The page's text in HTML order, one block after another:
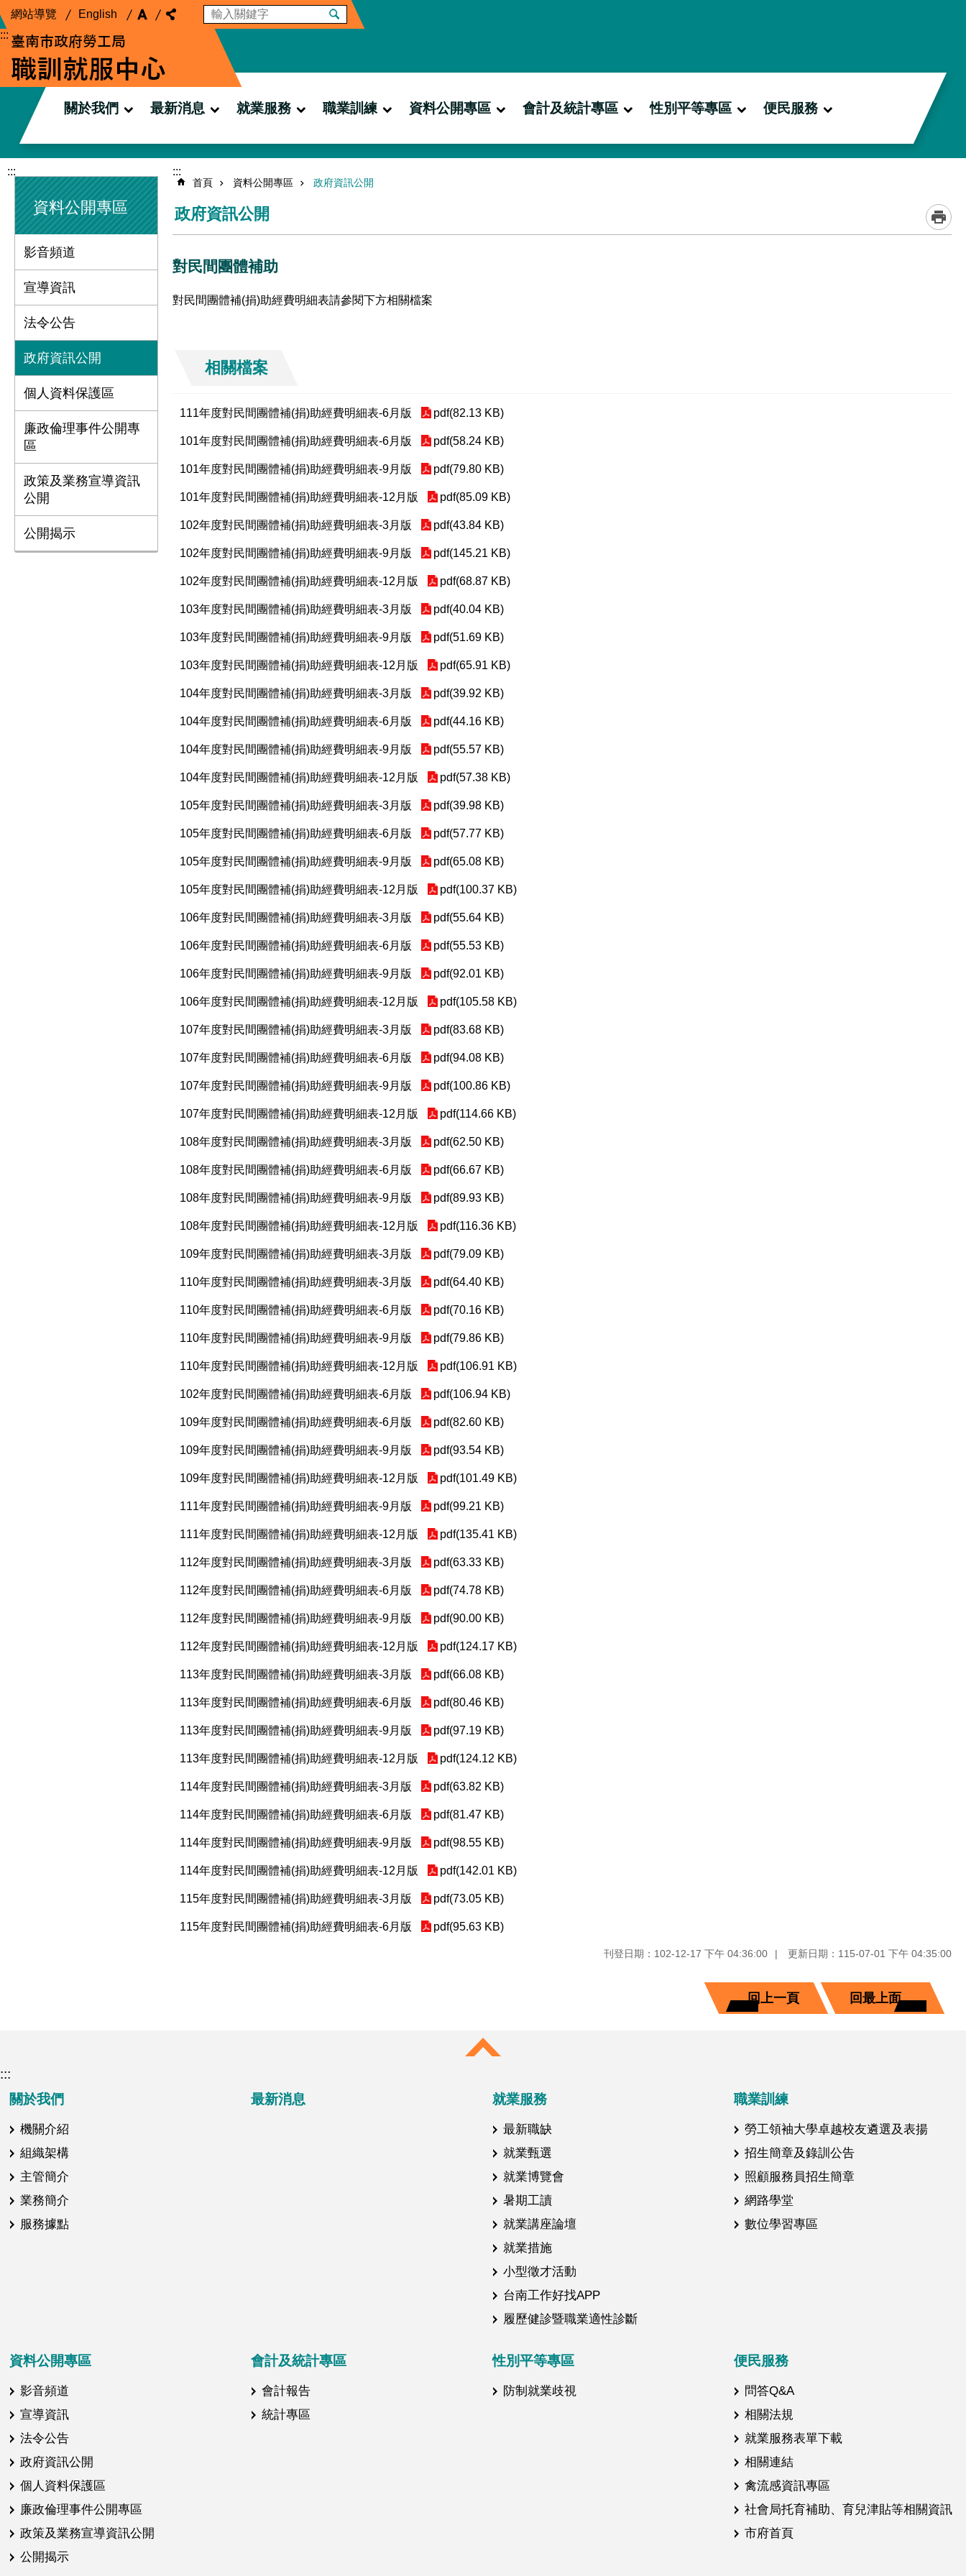
跳到主要內容區塊
網站導覽 English
搜尋
:::
關於我們 最新消息 就業服務 職業訓練 資料公開專區 會計及統計專區 性別平等專區 便民服務
:::
資料公開專區
影音頻道
宣導資訊
法令公告
政府資訊公開
個人資料保護區
廉政倫理事件公開專
區
政策及業務宣導資訊
公開
公開揭示
:::
首頁 資料公開專區 政府資訊公開
政府資訊公開 _
對民間團體補助
對民間團體補(捐)助經費明細表請參閱下方相關檔案
相關檔案
111年度對民間團體補(捐)助經費明細表-6月版 pdf(82.13 KB)
101年度對民間團體補(捐)助經費明細表-6月版 pdf(58.24 KB)
101年度對民間團體補(捐)助經費明細表-9月版 pdf(79.80 KB)
101年度對民間團體補(捐)助經費明細表-12月版 pdf(85.09 KB)
102年度對民間團體補(捐)助經費明細表-3月版 pdf(43.84 KB)
102年度對民間團體補(捐)助經費明細表-9月版 pdf(145.21 KB)
102年度對民間團體補(捐)助經費明細表-12月版 pdf(68.87 KB)
103年度對民間團體補(捐)助經費明細表-3月版 pdf(40.04 KB)
103年度對民間團體補(捐)助經費明細表-9月版 pdf(51.69 KB)
103年度對民間團體補(捐)助經費明細表-12月版 pdf(65.91 KB)
104年度對民間團體補(捐)助經費明細表-3月版 pdf(39.92 KB)
104年度對民間團體補(捐)助經費明細表-6月版 pdf(44.16 KB)
104年度對民間團體補(捐)助經費明細表-9月版 pdf(55.57 KB)
104年度對民間團體補(捐)助經費明細表-12月版 pdf(57.38 KB)
105年度對民間團體補(捐)助經費明細表-3月版 pdf(39.98 KB)
105年度對民間團體補(捐)助經費明細表-6月版 pdf(57.77 KB)
105年度對民間團體補(捐)助經費明細表-9月版 pdf(65.08 KB)
105年度對民間團體補(捐)助經費明細表-12月版 pdf(100.37 KB)
106年度對民間團體補(捐)助經費明細表-3月版 pdf(55.64 KB)
106年度對民間團體補(捐)助經費明細表-6月版 pdf(55.53 KB)
106年度對民間團體補(捐)助經費明細表-9月版 pdf(92.01 KB)
106年度對民間團體補(捐)助經費明細表-12月版 pdf(105.58 KB)
107年度對民間團體補(捐)助經費明細表-3月版 pdf(83.68 KB)
107年度對民間團體補(捐)助經費明細表-6月版 pdf(94.08 KB)
107年度對民間團體補(捐)助經費明細表-9月版 pdf(100.86 KB)
107年度對民間團體補(捐)助經費明細表-12月版 pdf(114.66 KB)
108年度對民間團體補(捐)助經費明細表-3月版 pdf(62.50 KB)
108年度對民間團體補(捐)助經費明細表-6月版 pdf(66.67 KB)
108年度對民間團體補(捐)助經費明細表-9月版 pdf(89.93 KB)
108年度對民間團體補(捐)助經費明細表-12月版 pdf(116.36 KB)
109年度對民間團體補(捐)助經費明細表-3月版 pdf(79.09 KB)
110年度對民間團體補(捐)助經費明細表-3月版 pdf(64.40 KB)
110年度對民間團體補(捐)助經費明細表-6月版 pdf(70.16 KB)
110年度對民間團體補(捐)助經費明細表-9月版 pdf(79.86 KB)
110年度對民間團體補(捐)助經費明細表-12月版 pdf(106.91 KB)
102年度對民間團體補(捐)助經費明細表-6月版 pdf(106.94 KB)
109年度對民間團體補(捐)助經費明細表-6月版 pdf(82.60 KB)
109年度對民間團體補(捐)助經費明細表-9月版 pdf(93.54 KB)
109年度對民間團體補(捐)助經費明細表-12月版 pdf(101.49 KB)
111年度對民間團體補(捐)助經費明細表-9月版 pdf(99.21 KB)
111年度對民間團體補(捐)助經費明細表-12月版 pdf(135.41 KB)
112年度對民間團體補(捐)助經費明細表-3月版 pdf(63.33 KB)
112年度對民間團體補(捐)助經費明細表-6月版 pdf(74.78 KB)
112年度對民間團體補(捐)助經費明細表-9月版 pdf(90.00 KB)
112年度對民間團體補(捐)助經費明細表-12月版 pdf(124.17 KB)
113年度對民間團體補(捐)助經費明細表-3月版 pdf(66.08 KB)
113年度對民間團體補(捐)助經費明細表-6月版 pdf(80.46 KB)
113年度對民間團體補(捐)助經費明細表-9月版 pdf(97.19 KB)
113年度對民間團體補(捐)助經費明細表-12月版 pdf(124.12 KB)
114年度對民間團體補(捐)助經費明細表-3月版 pdf(63.82 KB)
114年度對民間團體補(捐)助經費明細表-6月版 pdf(81.47 KB)
114年度對民間團體補(捐)助經費明細表-9月版 pdf(98.55 KB)
114年度對民間團體補(捐)助經費明細表-12月版 pdf(142.01 KB)
115年度對民間團體補(捐)助經費明細表-3月版 pdf(73.05 KB)
115年度對民間團體補(捐)助經費明細表-6月版 pdf(95.63 KB)
刊登日期：102-12-17 下午 04:36:00 更新日期：115-07-01 下午 04:35:00
回上一頁 回最上面
:::
關於我們
機關介紹
組織架構
主管簡介
業務簡介
服務據點
最新消息 就業服務
最新職缺
就業甄選
就業博覽會
暑期工讀
就業講座論壇
就業措施
小型徵才活動
台南工作好找APP
履歷健診暨職業適性診斷
職業訓練
勞工領袖大學卓越校友遴選及表揚
招生簡章及錄訓公告
照顧服務員招生簡章
網路學堂
數位學習專區
資料公開專區
影音頻道
宣導資訊
法令公告
政府資訊公開
個人資料保護區
廉政倫理事件公開專區
政策及業務宣導資訊公開
公開揭示
會計及統計專區
會計報告
統計專區
性別平等專區
防制就業歧視
便民服務
問答Q&A
相關法規
就業服務表單下載
相關連結
禽流感資訊專區
社會局托育補助、育兒津貼等相關資訊
市府首頁